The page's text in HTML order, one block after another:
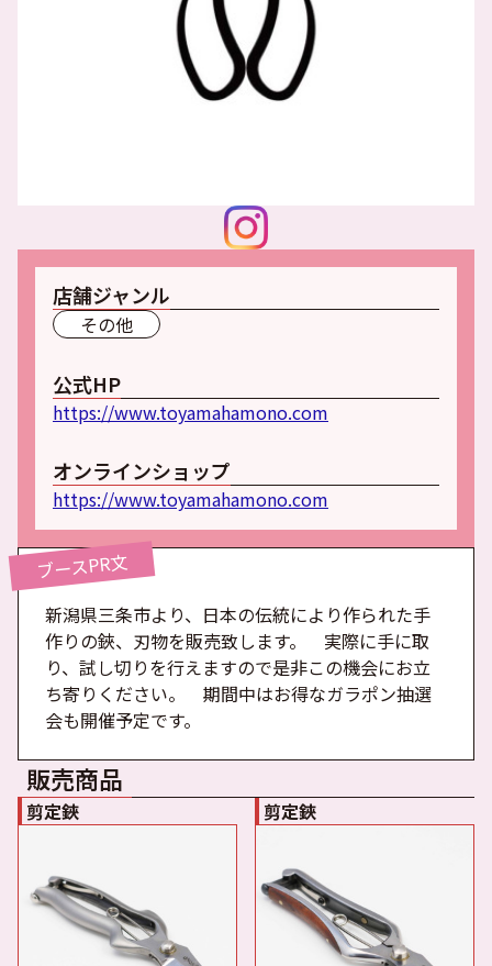
店舗ジャンル
その他
公式HP
https://www.toyamahamono.com
オンラインショップ
https://www.toyamahamono.com
ブースPR文
新潟県三条市より、日本の伝統により作られた手
作りの鋏、刃物を販売致します。　実際に手に取
り、試し切りを行えますので是非この機会にお立
ち寄りください。　期間中はお得なガラポン抽選
会も開催予定です。
販売商品
剪定鋏 剪定鋏